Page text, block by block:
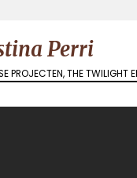
Perri
PROJECTEN,THE TWILIGHT